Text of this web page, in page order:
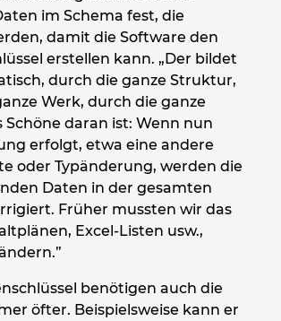
im Schema fest, die
damit die Software den
erstellen kann. „Der bildet
durch die ganze Struktur,
Werk, durch die ganze
Schöne daran ist: Wenn nun
erfolgt, etwa eine andere
oder Typänderung, werden die
Daten in der gesamten
Früher mussten wir das
Excel-Listen usw.,
benötigen auch die
öfter. Beispielsweise kann er